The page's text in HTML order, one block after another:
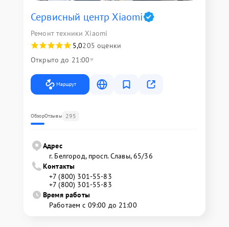
Сервисный центр Xiaomi
Ремонт техники Xiaomi
5,0205 оценки
Открыто до 21:00
Маршрут
ОбзорОтзывы 295
Адрес
г. Белгород, просп. Славы, 65/36
Контакты
+7 (800) 301-55-83
+7 (800) 301-55-83
Время работы
Работаем с 09:00 до 21:00